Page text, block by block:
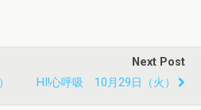
Next Post
HI!心呼吸 10月29日（火）